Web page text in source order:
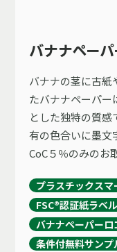
バナナペー
バナナの茎に古紙
たバナナペーパー
とした独特の質
有の色合いに墨文
CoC５％のみのお
プラスチックス
FSC®認証紙ラベ
バナナペーパーロ
条件付無料サンプ